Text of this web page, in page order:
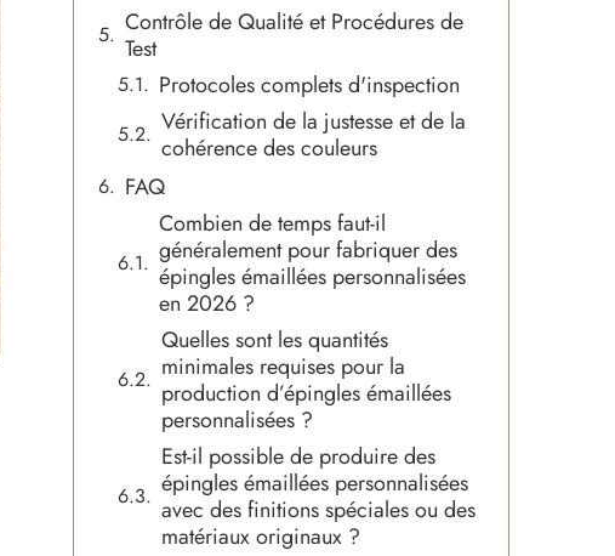
Contrôle de Qualité et Procédures de
Test
Protocoles complets d'inspection
Vérification de la justesse et de la
cohérence des couleurs
FAQ
Combien de temps faut-il
généralement pour fabriquer des
épingles émaillées personnalisées
en 2026 ?
Quelles sont les quantités
minimales requises pour la
production d’épingles émaillées
personnalisées ?
Est-il possible de produire des
épingles émaillées personnalisées
avec des finitions spéciales ou des
matériaux originaux ?